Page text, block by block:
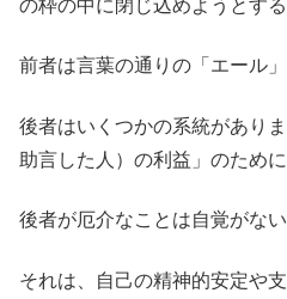
の枠の中に閉じ込めようとする
前者は言葉の通りの「エール
後者はいくつかの系統があり
助言した人）の利益」のため
後者が厄介なことは自覚がな
それは、自己の精神的安定や